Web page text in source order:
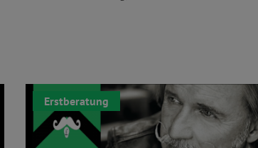
Erstberatung